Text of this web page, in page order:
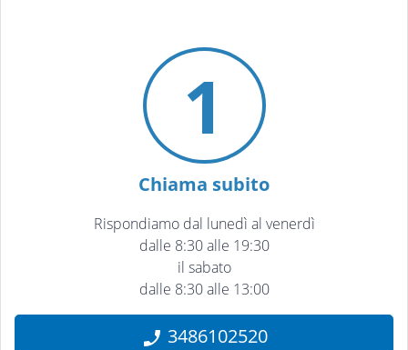
1
Chiama subito
Rispondiamo dal lunedì al venerdì
dalle 8:30 alle 19:30
il sabato
dalle 8:30 alle 13:00
3486102520